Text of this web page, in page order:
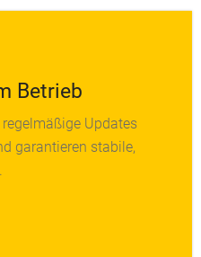
Betrieb
Updates
garantieren stabile,
Patch-Services und
nahtlos ineinander. Ihre
jederzeit geschützt.